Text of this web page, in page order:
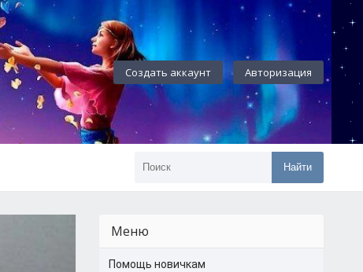
Создать аккаунт Авторизация
Найти
Меню
Помощь новичкам